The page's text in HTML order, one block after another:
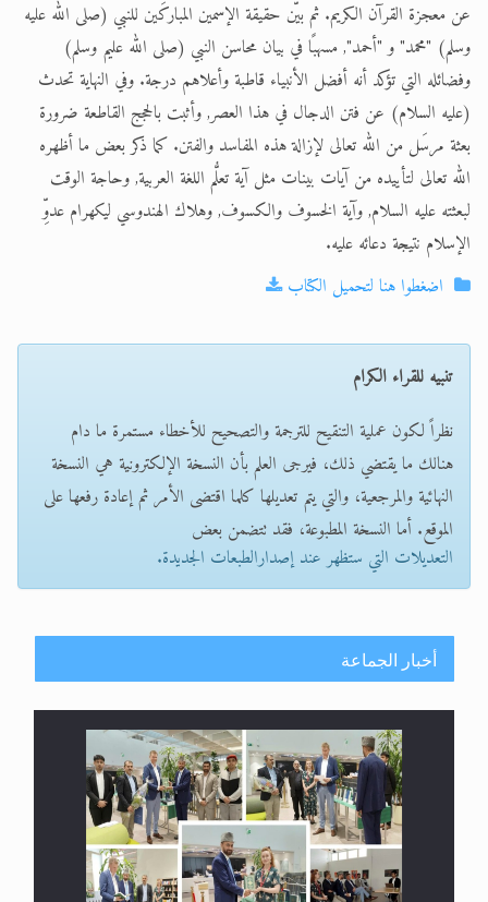
عن معجزة القرآن الكريم. ثم بيّن حقيقة الإسمين المباركَين للنبي (صلى الله عليه
وسلم) "محمد" و "أحمد", مسهبًا في بيان محاسن النبي (صلى الله عليم وسلم)
وفضائله التي تؤكد أنه أفضل الأنبياء قاطبة وأعلاهم درجة. وفي النهاية تحدث
(عليه السلام) عن فتن الدجال في هذا العصر, وأثبت بالحجج القاطعة ضرورة
بعثة مرسَل من الله تعالى لإزالة هذه المفاسد والفتن. كما ذكر بعض ما أظهره
الله تعالى لتأييده من آيات بينات مثل آية تعلُّم اللغة العربية, وحاجة الوقت
لبعثته عليه السلام, وآية الخسوف والكسوف, وهلاك الهندوسي ليكهرام عدوِّ
الإسلام نتيجة دعائه عليه.
اضغطوا هنا لتحميل الكتاب
تنبيه للقراء الكرام
نظراً لكون عملية التنقيح للترجمة والتصحيح للأخطاء مستمرة ما دام
هنالك ما يقتضي ذلك، فيرجى العلم بأن النسخة الإلكترونية هي النسخة
النهائية والمرجعية، والتي يتم تعديلها كلما اقتضى الأمر ثم إعادة رفعها على
الموقع. أما النسخة المطبوعة، فقد تتضمن بعض
التعديلات التي ستظهر عند إصدارالطبعات الجديدة.
أخبار الجماعة